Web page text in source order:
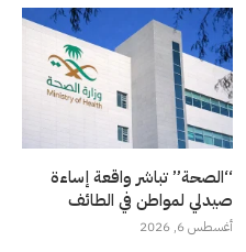
“الصحة” تباشر واقعة إساءة
صيدلي لمواطن في الطائف
أغسطس 6, 2026